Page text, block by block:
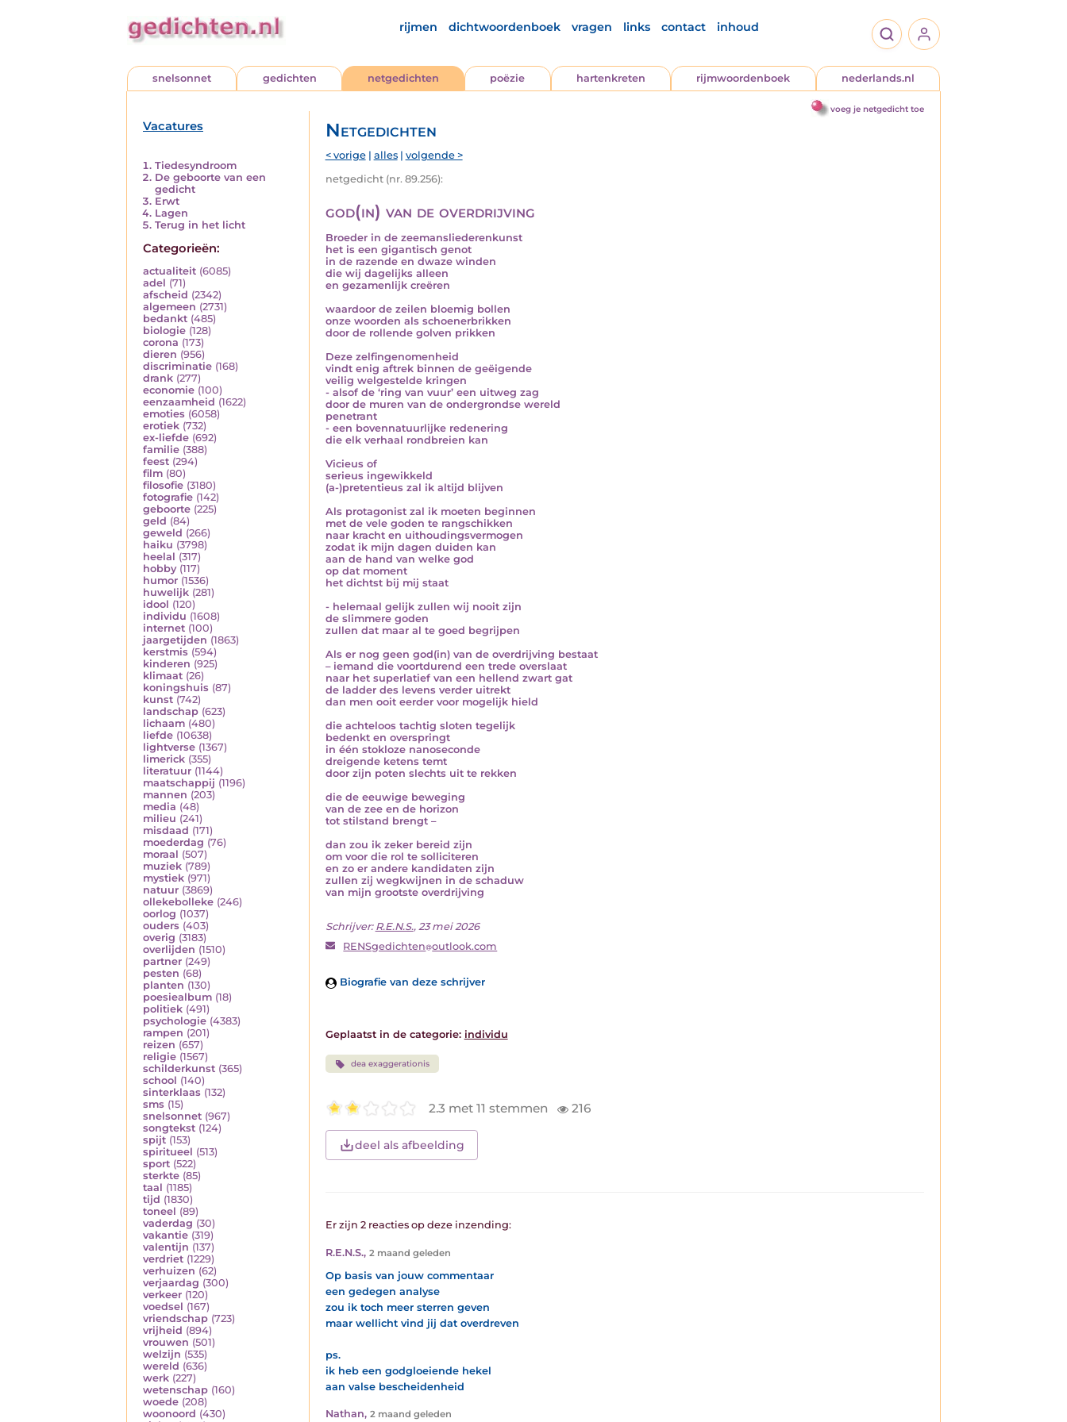
rijmen dichtwoordenboek vragen links contact inhoud
snelsonnet gedichten netgedichten poëzie hartenkreten rijmwoordenboek nederlands.nl
voeg je netgedicht toe
Vacatures
Tiedesyndroom
De geboorte van een
gedicht
Erwt
Lagen
Terug in het licht
Categorieën:
actualiteit (6085)
adel (71)
afscheid (2342)
algemeen (2731)
bedankt (485)
biologie (128)
corona (173)
dieren (956)
discriminatie (168)
drank (277)
economie (100)
eenzaamheid (1622)
emoties (6058)
erotiek (732)
ex-liefde (692)
familie (388)
feest (294)
film (80)
filosofie (3180)
fotografie (142)
geboorte (225)
geld (84)
geweld (266)
haiku (3798)
heelal (317)
hobby (117)
humor (1536)
huwelijk (281)
idool (120)
individu (1608)
internet (100)
jaargetijden (1863)
kerstmis (594)
kinderen (925)
klimaat (26)
koningshuis (87)
kunst (742)
landschap (623)
lichaam (480)
liefde (10638)
lightverse (1367)
limerick (355)
literatuur (1144)
maatschappij (1196)
mannen (203)
media (48)
milieu (241)
misdaad (171)
moederdag (76)
moraal (507)
muziek (789)
mystiek (971)
natuur (3869)
ollekebolleke (246)
oorlog (1037)
ouders (403)
overig (3183)
overlijden (1510)
partner (249)
pesten (68)
planten (130)
poesiealbum (18)
politiek (491)
psychologie (4383)
rampen (201)
reizen (657)
religie (1567)
schilderkunst (365)
school (140)
sinterklaas (132)
sms (15)
snelsonnet (967)
songtekst (124)
spijt (153)
spiritueel (513)
sport (522)
sterkte (85)
taal (1185)
tijd (1830)
toneel (89)
vaderdag (30)
vakantie (319)
valentijn (137)
verdriet (1229)
verhuizen (62)
verjaardag (300)
verkeer (120)
voedsel (167)
vriendschap (723)
vrijheid (894)
vrouwen (501)
welzijn (535)
wereld (636)
werk (227)
wetenschap (160)
woede (208)
woonoord (430)
Netgedichten
< vorige| alles| volgende >
netgedicht (nr. 89.256):
god(in) van de overdrijving
Broeder in de zeemansliederenkunst
het is een gigantisch genot
in de razende en dwaze winden
die wij dagelijks alleen
en gezamenlijk creëren
waardoor de zeilen bloemig bollen
onze woorden als schoenerbrikken
door de rollende golven prikken
Deze zelfingenomenheid
vindt enig aftrek binnen de geëigende
veilig welgestelde kringen
- alsof de ‘ring van vuur’ een uitweg zag
door de muren van de ondergrondse wereld
penetrant
- een bovennatuurlijke redenering
die elk verhaal rondbreien kan
Vicieus of
serieus ingewikkeld
(a-)pretentieus zal ik altijd blijven
Als protagonist zal ik moeten beginnen
met de vele goden te rangschikken
naar kracht en uithoudingsvermogen
zodat ik mijn dagen duiden kan
aan de hand van welke god
op dat moment
het dichtst bij mij staat
- helemaal gelijk zullen wij nooit zijn
de slimmere goden
zullen dat maar al te goed begrijpen
Als er nog geen god(in) van de overdrijving bestaat
– iemand die voortdurend een trede overslaat
naar het superlatief van een hellend zwart gat
de ladder des levens verder uitrekt
dan men ooit eerder voor mogelijk hield
die achteloos tachtig sloten tegelijk
bedenkt en overspringt
in één stokloze nanoseconde
dreigende ketens temt
door zijn poten slechts uit te rekken
die de eeuwige beweging
van de zee en de horizon
tot stilstand brengt –
dan zou ik zeker bereid zijn
om voor die rol te solliciteren
en zo er andere kandidaten zijn
zullen zij wegkwijnen in de schaduw
van mijn grootste overdrijving
Schrijver: R.E.N.S., 23 mei 2026
RENSgedichten outlook.com
Biografie van deze schrijver
Geplaatst in de categorie: individu
dea exaggerationis
2.3 met 11 stemmen 216
deel als afbeelding
Er zijn 2 reacties op deze inzending:
R.E.N.S., 2 maand geleden
Op basis van jouw commentaar
een gedegen analyse
zou ik toch meer sterren geven
maar wellicht vind jij dat overdreven
ps.
ik heb een godgloeiende hekel
aan valse bescheidenheid
Nathan, 2 maand geleden